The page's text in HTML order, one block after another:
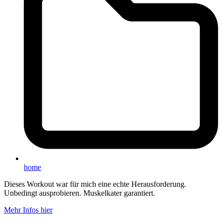
home
Dieses Workout war für mich eine echte Herausforderung.
Unbedingt ausprobieren. Muskelkater garantiert.
Mehr Infos hier